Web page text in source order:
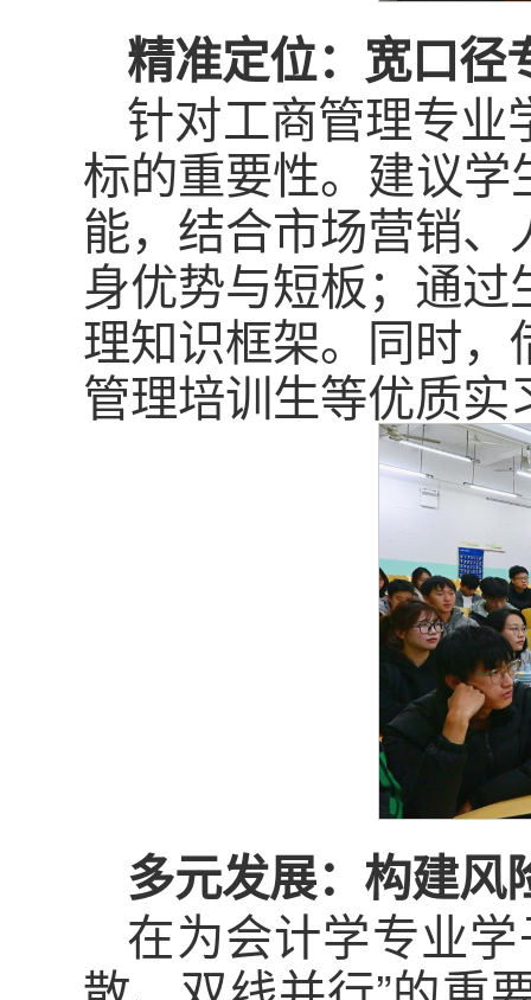
精准定位：宽口径
针对工商管理专业
标的重要性。建议
能，结合市场营销
身优势与短板；通
理知识框架。同时
管理培训生等优质
多元发展：构建风
在为会计学专业